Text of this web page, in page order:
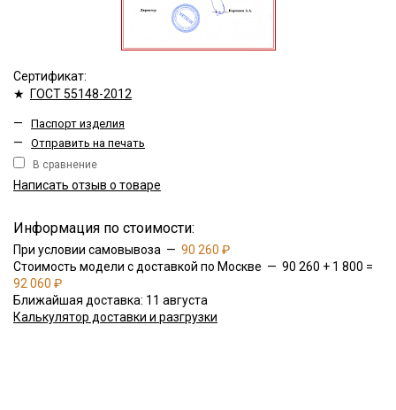
Сертификат:
★ ГОСТ 55148-2012
— Паспорт изделия
— Отправить на печать
В сравнение
Написать отзыв о товаре
Информация по стоимости:
При условии самовывоза — 90 260 ₽
Стоимость модели с доставкой по Москве — 90 260 + 1 800 =
92 060 ₽
Ближайшая доставка: 11 августа
Калькулятор доставки и разгрузки